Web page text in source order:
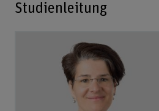
Studienleitung